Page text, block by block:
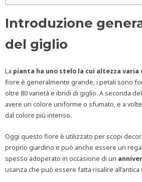
Introduzione
del giglio
La pianta ha uno stelo la cui altezza varia
fiore è generalmente grande, i petali sono
oltre 80 varietà e ibridi di giglio. A seconda
avere un colore uniforme o sfumato, e a
dal colore più intenso.
Oggi questo fiore è utilizzato per scopi
proprio giardino e può anche essere un
spesso adoperato in occasione di un
usanza che può essere fatta risalire all’antica